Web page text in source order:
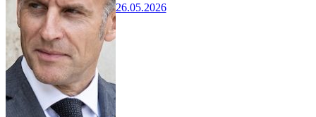
26.05.2026